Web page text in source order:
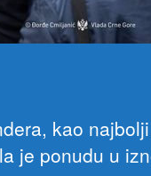
kao
je ponudu u